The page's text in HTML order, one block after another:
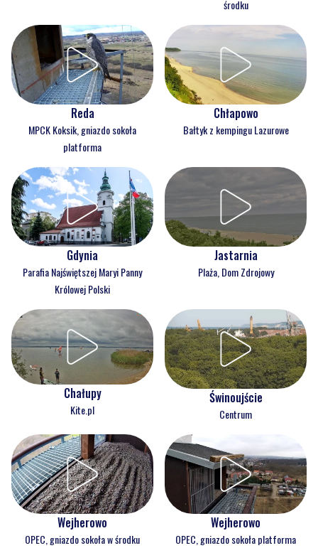
środku
Reda
MPCK Koksik, gniazdo sokoła
platforma
Chłapowo
Bałtyk z kempingu Lazurowe
Gdynia
Parafia Najświętszej Maryi Panny
Królowej Polski
Jastarnia
Plaża, Dom Zdrojowy
Chałupy
Kite.pl
Świnoujście
Centrum
Wejherowo
OPEC, gniazdo sokoła w środku
Wejherowo
OPEC, gniazdo sokoła platforma